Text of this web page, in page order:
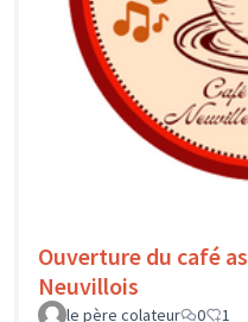
Ouverture du café
Neuvillois
le père colateur
0 1